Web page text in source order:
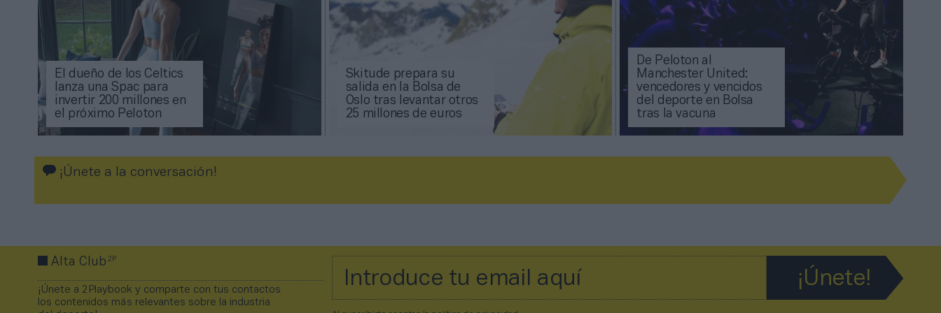
El dueño de los Celtics
lanza una Spac para
invertir 200 millones en
el próximo Peloton
Skitude prepara su
salida en la Bolsa de
Oslo tras levantar otros
25 millones de euros
De Peloton al
Manchester United:
vencedores y vencidos
del deporte en Bolsa
tras la vacuna
¡Únete a la conversación!
Alta Club2P
¡Únete a 2Playbook y comparte con tus contactos
los contenidos más relevantes sobre la industria